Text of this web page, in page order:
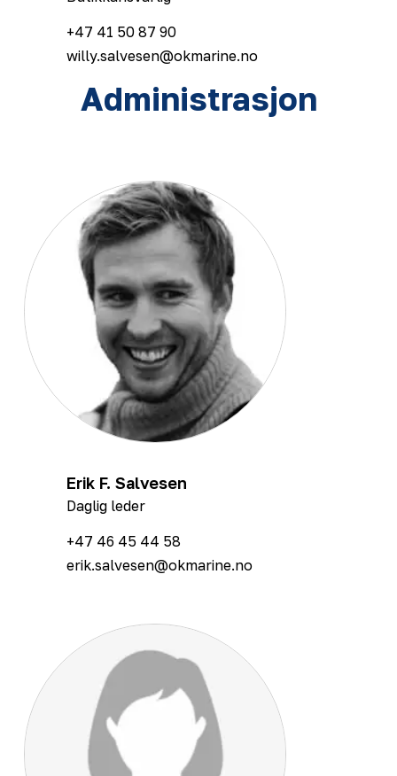
+47 41 50 87 90
willy.salvesen@okmarine.no
Administrasjon
Erik F. Salvesen
Daglig leder
+47 46 45 44 58
erik.salvesen@okmarine.no